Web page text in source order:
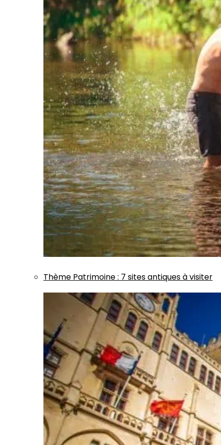
Thème Patrimoine: 7 sites antiques à visiter